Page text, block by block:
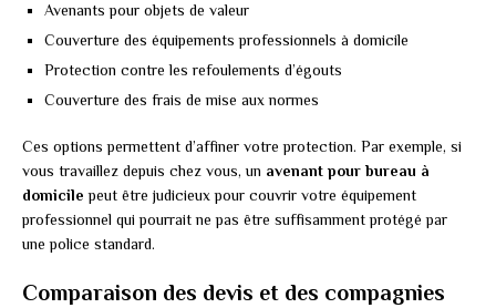
Avenants pour objets de valeur
Couverture des équipements professionnels à domicile
Protection contre les refoulements d’égouts
Couverture des frais de mise aux normes
Ces options permettent d’affiner votre protection. Par exemple, si
vous travaillez depuis chez vous, un avenant pour bureau à
domicile peut être judicieux pour couvrir votre équipement
professionnel qui pourrait ne pas être suffisamment protégé par
une police standard.
Comparaison des devis et des compagnies